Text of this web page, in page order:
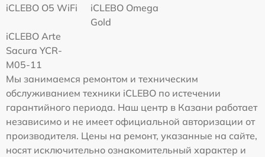
iCLEBO O5 WiFi
iCLEBO Omega
Gold
iCLEBO Arte
Sacura YCR-
M05-11
Мы занимаемся ремонтом и техническим
обслуживанием техники iCLEBO по истечении
гарантийного периода. Наш центр в Казани работает
независимо и не имеет официальной авторизации от
производителя. Цены на ремонт, указанные на сайте,
носят исключительно ознакомительный характер и